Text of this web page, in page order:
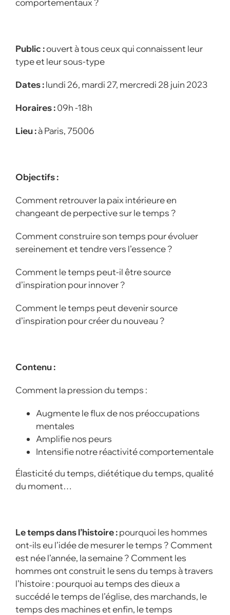
comportementaux ?
Public :ouvert à tous ceux qui connaissent leur
type et leur sous-type
Dates :lundi 26, mardi 27, mercredi 28 juin 2023
Horaires :09h -18h
Lieu :à Paris, 75006
Objectifs :
Comment retrouver la paix intérieure en
changeant de perpective sur le temps ?
Comment construire son temps pour évoluer
sereinement et tendre vers l’essence ?
Comment le temps peut-il être source
d’inspiration pour innover ?
Comment le temps peut devenir source
d’inspiration pour créer du nouveau ?
Contenu :
Comment la pression du temps :
Augmente le flux de nos préoccupations
mentales
Amplifie nos peurs
Intensifie notre réactivité comportementale
Élasticité du temps, diététique du temps, qualité
du moment…
Le temps dans l’histoire :pourquoi les hommes
ont-ils eu l’idée de mesurer le temps ? Comment
est née l’année, la semaine ? Comment les
hommes ont construit le sens du temps à travers
l’histoire : pourquoi au temps des dieux a
succédé le temps de l’église, des marchands, le
temps des machines et enfin, le temps